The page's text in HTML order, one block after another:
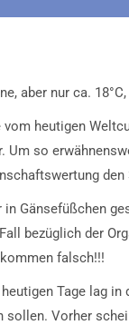
aber nur ca.
heutigen
so
den
Gänsefüßchen
bezüglich der
falsch!!!
Tage lag
sollen. Vorher